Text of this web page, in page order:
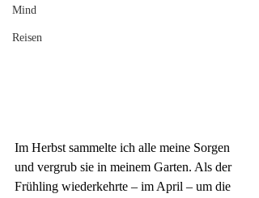
Mind
Reisen
Im Herbst sammelte ich alle meine Sorgen
und vergrub sie in meinem Garten. Als der
Frühling wiederkehrte – im April – um die